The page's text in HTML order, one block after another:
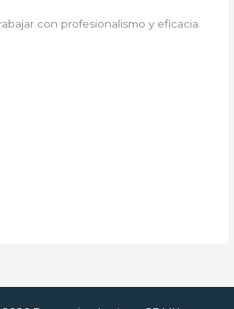
con profesionalismo y eficacia.